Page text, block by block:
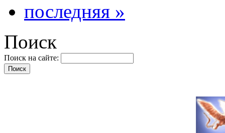
последняя »
Поиск
Поиск на сайте: